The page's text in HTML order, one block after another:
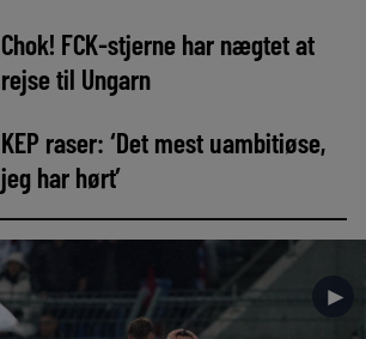
Chok! FCK-stjerne har nægtet at
rejse til Ungarn
KEP raser: ‘Det mest uambitiøse,
jeg har hørt’
►